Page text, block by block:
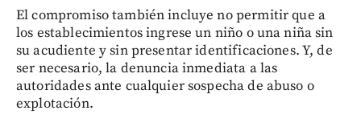
El compromiso también incluye no permitir que a
los establecimientos ingrese un niño o una niña sin
su acudiente y sin presentar identificaciones. Y, de
ser necesario, la denuncia inmediata a las
autoridades ante cualquier sospecha de abuso o
explotación.